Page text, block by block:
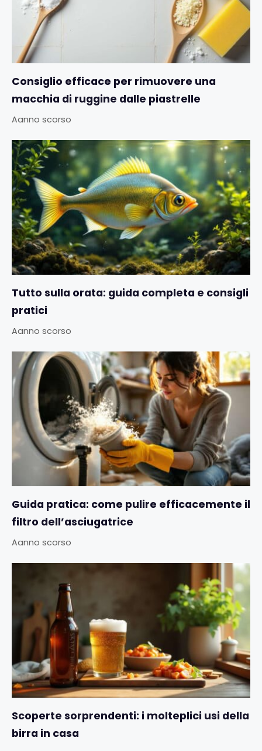
Consiglio efficace per rimuovere una
macchia di ruggine dalle piastrelle
Aanno scorso
Tutto sulla orata: guida completa e consigli
pratici
Aanno scorso
Guida pratica: come pulire efficacemente il
filtro dell’asciugatrice
Aanno scorso
Scoperte sorprendenti: i molteplici usi della
birra in casa